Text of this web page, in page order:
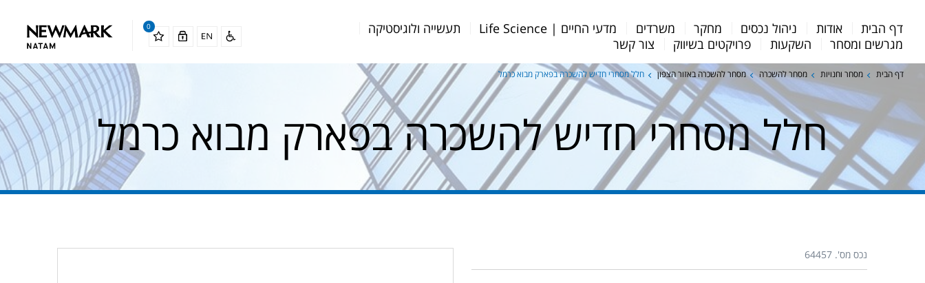
Menu
Bar
דף הבית אודות ניהול נכסים מחקר משרדים מדעי החיים | Life Science
תעשייה ולוגיסטיקה
מגרשים ומסחר
השקעות פרויקטים בשיווק צור קשר
0
דף הבית מסחר וחנויות מסחר להשכרה מסחר להשכרה באזור הצפון חלל מסחרי חדיש להשכרה בפארק מבוא כרמל
חלל מסחרי חדיש להשכרה בפארק מבוא כרמל
נכס מס'. 64457